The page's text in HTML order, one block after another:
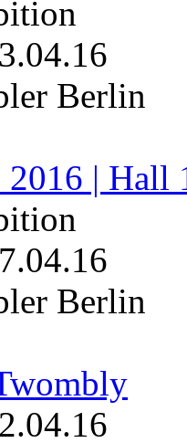
Berlin
| Hall
Berlin